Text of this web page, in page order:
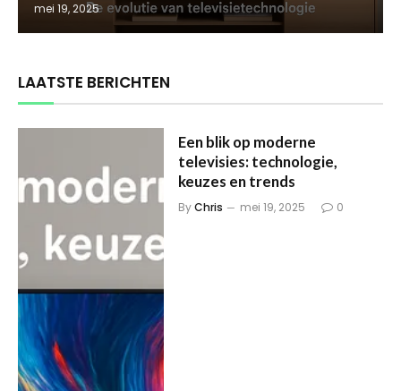
mei 19, 2025
LAATSTE BERICHTEN
Een blik op moderne
televisies: technologie,
keuzes en trends
ByChris mei 19, 2025 0